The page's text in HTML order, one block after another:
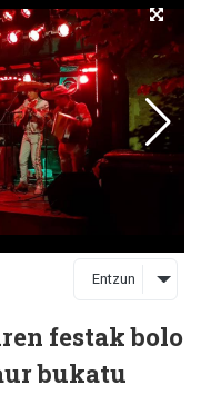
Entzun
festak bolo
bukatu